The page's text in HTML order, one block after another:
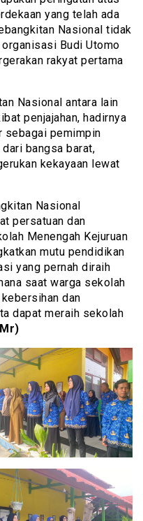
yang telah ada
Nasional tidak
Budi Utomo
rakyat pertama
Nasional antara lain
penjajahan, hadirnya
sebagai pemimpin
bangsa barat,
kekayaan lewat
Nasional
persatuan dan
Menengah Kejuruan
mutu pendidikan
yang pernah diraih
saat warga sekolah
dan
dapat meraih sekolah